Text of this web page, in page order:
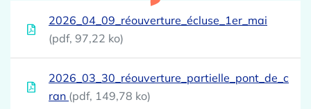
2026_04_09_réouverture_écluse_1er_mai
(pdf, 97,22 ko)
2026_03_30_réouverture_partielle_pont_de_c
ran (pdf, 149,78 ko)